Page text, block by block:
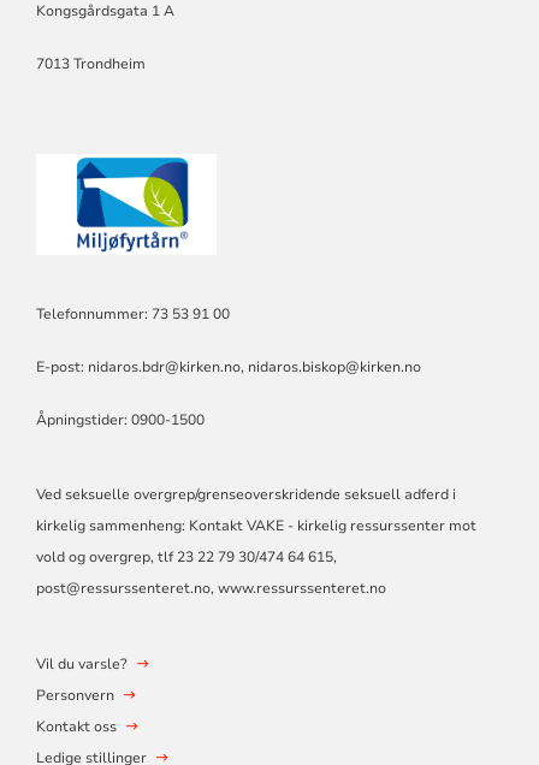
Kongsgårdsgata 1 A
7013 Trondheim
Telefonnummer: 73 53 91 00
E-post: nidaros.bdr@kirken.no, nidaros.biskop@kirken.no
Åpningstider: 0900-1500
Ved seksuelle overgrep/grenseoverskridende seksuell adferd i
kirkelig sammenheng: Kontakt VAKE - kirkelig ressurssenter mot
vold og overgrep, tlf 23 22 79 30/474 64 615,
post@ressurssenteret.no, www.ressurssenteret.no
Vil du varsle?
Personvern
Kontakt oss
Ledige stillinger